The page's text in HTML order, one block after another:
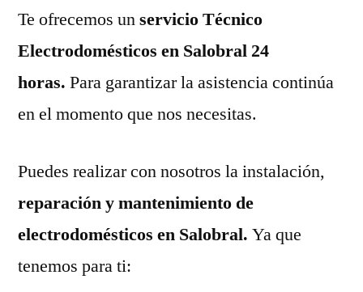
Te ofrecemos unservicio Técnico
Electrodomésticos en Salobral 24
horas. Para garantizar la asistencia continúa
en el momento que nos necesitas.
Puedes realizar con nosotros la instalación,
reparación y mantenimiento de
electrodomésticos en Salobral. Ya que
tenemos para ti: